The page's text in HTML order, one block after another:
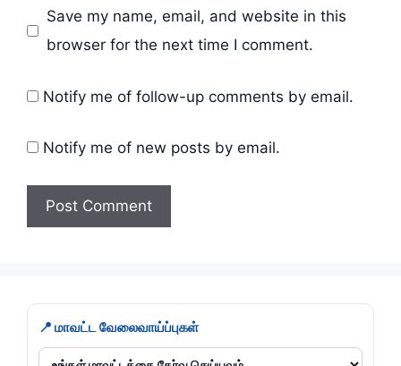
Save my name, email, and website in this
browser for the next time I comment.
Notify me of follow-up comments by email.
Notify me of new posts by email.
📍 மாவட்ட வேலைவாய்ப்புகள்